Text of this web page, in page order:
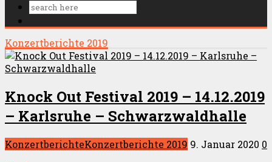
Konzertberichte 2019
Knock Out Festival 2019 – 14.12.2019
– Karlsruhe – Schwarzwaldhalle
KonzertberichteKonzertberichte 2019 9. Januar 2020 0